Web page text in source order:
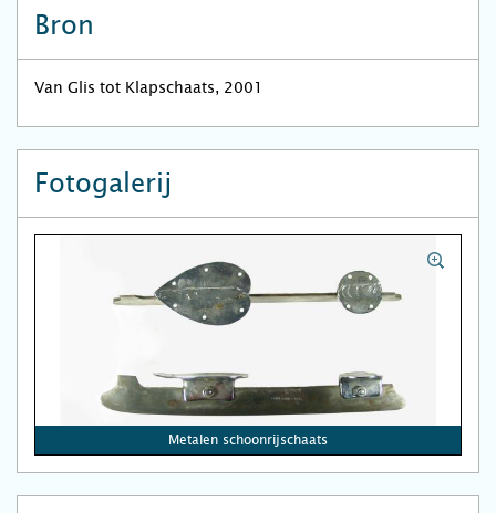
Bron
Van Glis tot Klapschaats, 2001
Fotogalerij
Metalen schoonrijschaats